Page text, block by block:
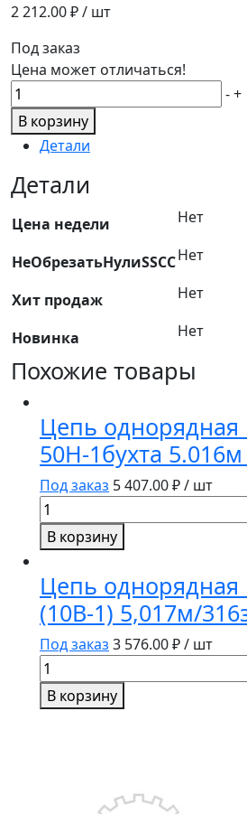
2 212.00₽ / шт
Под заказ
Цена может отличаться!
Количество
товара
Цепь
ПР-9,525-
9,1
-+
В корзину
Детали
Детали
Цена недели Нет
НеОбрезатьНулиSSCCНет
Хит продаж Нет
Новинка Нет
Похожие товары
Цепь однорядная
50Н-1бухта 5.016м
Под заказ 5 407.00₽ / шт
Количество
товара
Цепь
ПР-15,875
50Н-1бухта
5.016м
DH
В корзину
Цепь однорядная
(10B-1) 5,017м/
Под заказ 3 576.00₽ / шт
Количество
товара
Цепь
В корзину